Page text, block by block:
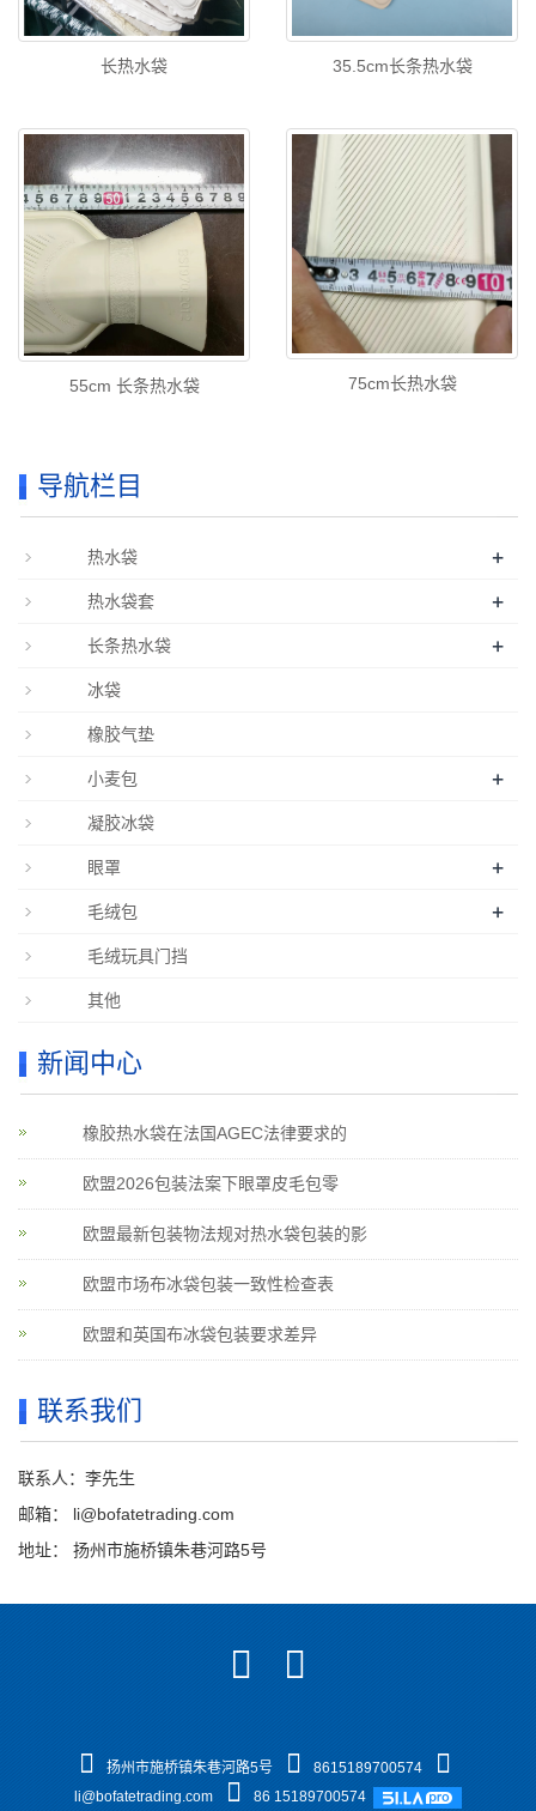
长热水袋 35.5cm长条热水袋
55cm 长条热水袋 75cm长热水袋
导航栏目
热水袋 +
热水袋套 +
长条热水袋 +
冰袋
橡胶气垫
小麦包 +
凝胶冰袋
眼罩 +
毛绒包 +
毛绒玩具门挡
其他
新闻中心
橡胶热水袋在法国AGEC法律要求的
欧盟2026包装法案下眼罩皮毛包零
欧盟最新包装物法规对热水袋包装的影
欧盟市场布冰袋包装一致性检查表
欧盟和英国布冰袋包装要求差异
联系我们
联系人：李先生
邮箱：
li@bofatetrading.com
地址： 扬州市施桥镇朱巷河路5号
扬州市施桥镇朱巷河路5号
8615189700574
li@bofatetrading.com
86 15189700574